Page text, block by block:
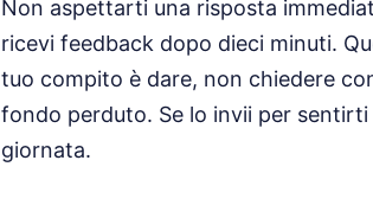
Non aspettarti una risposta
ricevi feedback dopo dieci minuti.
tuo compito è dare, non chiedere
fondo perduto. Se lo invii per
giornata.